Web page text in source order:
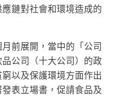
鏈對社會和環境造成的
前展開，當中的「公司
公司（十大公司）的政
以及保護環境方面作出
表立場書，促請食品及